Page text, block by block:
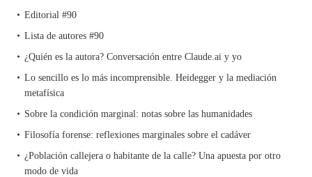
Editorial #90
Lista de autores #90
¿Quién es la autora? Conversación entre Claude.ai y yo
Lo sencillo es lo más incomprensible. Heidegger y la mediación
metafísica
Sobre la condición marginal: notas sobre las humanidades
Filosofía forense: reflexiones marginales sobre el cadáver
¿Población callejera o habitante de la calle? Una apuesta por otro
modo de vida